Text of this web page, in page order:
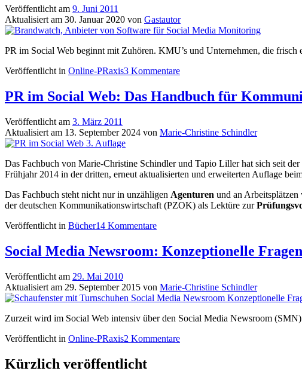
Veröffentlicht am 9. Juni 2011
Aktualisiert am 30. Januar 2020 von Gastautor
PR im Social Web beginnt mit Zuhören. KMU’s und Unternehmen, die
Veröffentlicht in Online-PRaxis3 Kommentare
PR im Social Web: Das Handbuch für
Veröffentlicht am 3. März 2011
Aktualisiert am 13. September 2024 von Marie-Christine Schindler
Das Fachbuch von Marie-Christine Schindler und Tapio Liller hat sich seit
Frühjahr 2014 in der dritten, erneut aktualisierten und erweiterten Auflage
Das Fachbuch steht nicht nur in unzähligen Agenturen und an Arbeitsplätzen
der deutschen Kommunikationswirtschaft (PZOK) als Lektüre zur
Veröffentlicht in Bücher14 Kommentare
Social Media Newsroom: Konzeptionelle Fragen
Veröffentlicht am 29. Mai 2010
Aktualisiert am 29. September 2015 von Marie-Christine Schindler
Zurzeit wird im Social Web intensiv über den Social Media Newsroom
Veröffentlicht in Online-PRaxis2 Kommentare
Kürzlich veröffentlicht